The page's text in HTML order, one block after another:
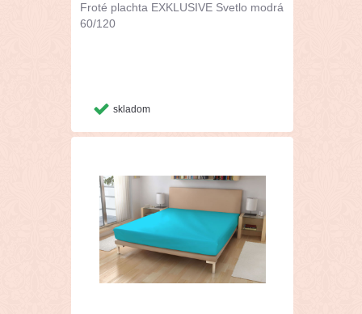
Froté plachta EXKLUSIVE Svetlo modrá
60/120
skladom